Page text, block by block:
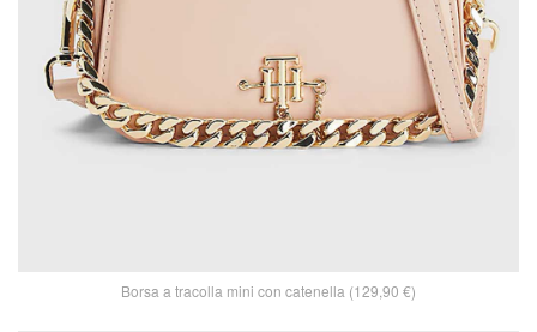
Borsa a tracolla mini con catenella (129,90 €)